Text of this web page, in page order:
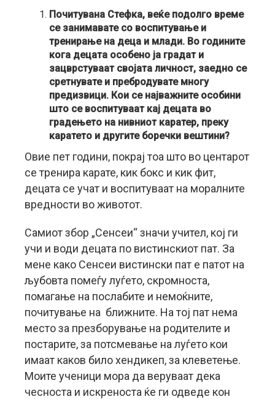
Почитувана Стефка, веќе подолго време
се занимавате со воспитување и
тренирање на деца и млади. Во годините
кога децата особено ја градат и
зацврстуваат својата личност, заедно се
сретнувате и пребродувате многу
предизвици. Кои се најважните особини
што се воспитуваат кај децата во
градењето на нивниот каратер, преку
каратето и другите боречки вештини?
Овие пет години, покрај тоа што во центарот
се тренира карате, кик бокс и кик фит,
децата се учат и воспитуваат на моралните
вредности во животот.
Самиот збор „Сенсеи“ значи учител, кој ги
учи и води децата по вистинскиот пат. За
мене како Сенсеи вистински пат е патот на
љубовта помеѓу луѓето, скромноста,
помагање на послабите и немоќните,
почитување на ближните. На тој пат нема
место за презборување на родителите и
постарите, за потсмевање на луѓето кои
имаат каков било хендикеп, за клеветење.
Моите ученици мора да веруваат дека
чесноста и искреноста ќе ги одведе кон